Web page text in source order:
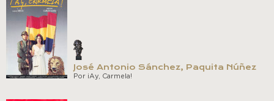
José Antonio Sánchez, Paquita Núñez
Por ¡Ay, Carmela!